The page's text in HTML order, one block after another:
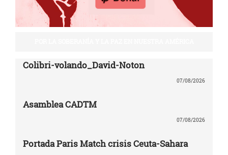
Colibri-volando_David-Noton
07/08/2026
Asamblea CADTM
07/08/2026
Portada Paris Match crisis Ceuta-Sahara